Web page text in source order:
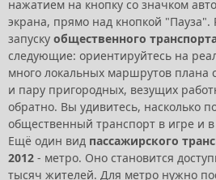
нажатием на кнопку со значком
экрана, прямо над кнопкой
запуску общественного
следующие: ориентируйтесь на
много локальных маршрутов плана
и пару пригородных, везущих
обратно. Вы удивитесь, насколько
общественный транспорт в игре и
Ещё один вид пассажирского
2012 - метро. Оно становится
тысяч жителей. Для метро нужно